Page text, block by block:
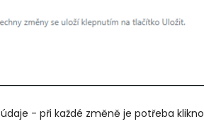
- při každé změně je potřeba